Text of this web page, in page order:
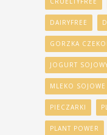
DAIRYFREE
GORZKA
JOGURT
MLEKO SOJOWE
PIECZARKI
PLANT POWER